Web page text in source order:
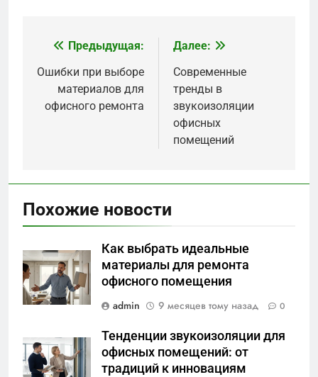
Навигация
по
записям
Предыдущая:
Ошибки при выборе
материалов для
офисного ремонта
Далее:
Современные
тренды в
звукоизоляции
офисных
помещений
Похожие новости
Как выбрать идеальные
материалы для ремонта
офисного помещения
admin
9 месяцев тому назад 0
Тенденции звукоизоляции для
офисных помещений: от
традиций к инновациям